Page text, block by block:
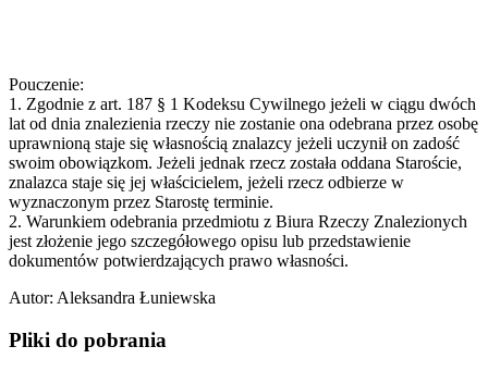
Pouczenie:
1. Zgodnie z art. 187 § 1 Kodeksu Cywilnego jeżeli w ciągu dwóch
lat od dnia znalezienia rzeczy nie zostanie ona odebrana przez osobę
uprawnioną staje się własnością znalazcy jeżeli uczynił on zadość
swoim obowiązkom. Jeżeli jednak rzecz została oddana Staroście,
znalazca staje się jej właścicielem, jeżeli rzecz odbierze w
wyznaczonym przez Starostę terminie.
2. Warunkiem odebrania przedmiotu z Biura Rzeczy Znalezionych
jest złożenie jego szczegółowego opisu lub przedstawienie
dokumentów potwierdzających prawo własności.
Autor: Aleksandra Łuniewska
Pliki do pobrania